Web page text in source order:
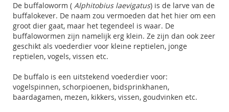
De buffaloworm ( Alphitobius laevigatus) is de larve van de
buffalokever. De naam zou vermoeden dat het hier om een
groot dier gaat, maar het tegendeel is waar. De
buffalowormen zijn namelijk erg klein. Ze zijn dan ook zeer
geschikt als voederdier voor kleine reptielen, jonge
reptielen, vogels, vissen etc.
De buffalo is een uitstekend voederdier voor:
vogelspinnen, schorpioenen, bidsprinkhanen,
baardagamen, mezen, kikkers, vissen, goudvinken etc.